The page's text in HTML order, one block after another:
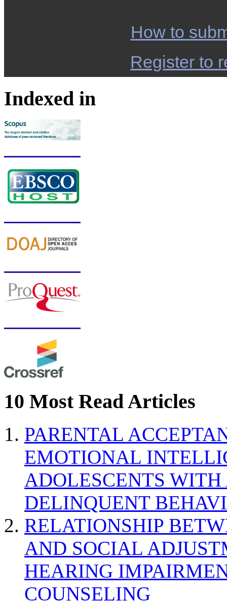
How to
Register to
Indexed in
10 Most Read Articles
PARENTAL
EMOTIONAL
ADOLESCENTS
DELINQUENT
RELATIONSHIP
AND SOCIAL
HEARING
COUNSELING